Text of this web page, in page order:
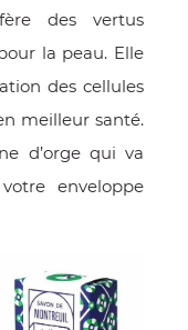
des vertus
la peau. Elle
des cellules
meilleur santé.
d’orge qui va
enveloppe